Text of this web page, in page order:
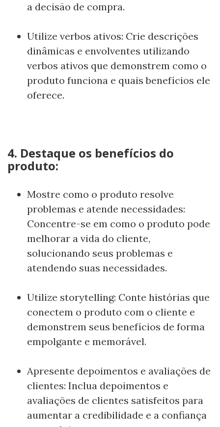
a decisão de compra.
Utilize verbos ativos: Crie descrições
dinâmicas e envolventes utilizando
verbos ativos que demonstrem como o
produto funciona e quais benefícios ele
oferece.
4. Destaque os benefícios do
produto:
Mostre como o produto resolve
problemas e atende necessidades:
Concentre-se em como o produto pode
melhorar a vida do cliente,
solucionando seus problemas e
atendendo suas necessidades.
Utilize storytelling: Conte histórias que
conectem o produto com o cliente e
demonstrem seus benefícios de forma
empolgante e memorável.
Apresente depoimentos e avaliações de
clientes: Inclua depoimentos e
avaliações de clientes satisfeitos para
aumentar a credibilidade e a confiança